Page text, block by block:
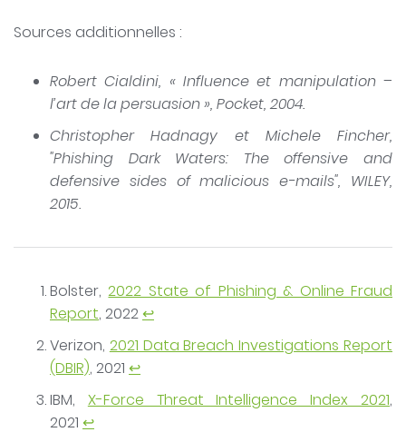
Sources additionnelles :
Robert Cialdini, « Influence et manipulation –
l’art de la persuasion », Pocket, 2004.
Christopher Hadnagy et Michele Fincher,
"Phishing Dark Waters: The offensive and
defensive sides of malicious e-mails", WILEY,
2015.
Bolster,2022 State of Phishing & Online Fraud
Report, 2022 ↩
Verizon, 2021 Data Breach Investigations Report
(DBIR), 2021 ↩
IBM, X-Force Threat Intelligence Index 2021,
2021 ↩